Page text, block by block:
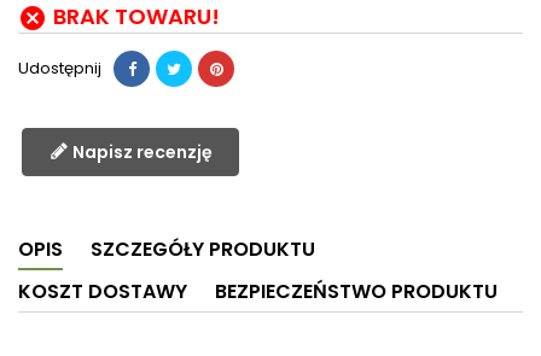
 BRAK TOWARU!
Udostępnij
Napisz recenzję
OPIS
SZCZEGÓŁY PRODUKTU
KOSZT DOSTAWY
BEZPIECZEŃSTWO PRODUKTU